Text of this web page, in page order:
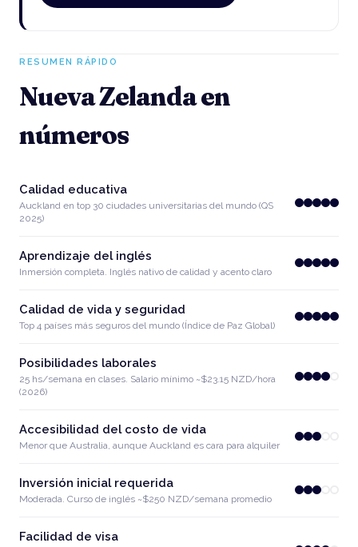
RESUMEN RÁPIDO
Nueva Zelanda en
números
Calidad educativa
Auckland en top 30 ciudades universitarias del mundo (QS
2025)
Aprendizaje del inglés
Inmersión completa. Inglés nativo de calidad y acento claro
Calidad de vida y seguridad
Top 4 países más seguros del mundo (Índice de Paz Global)
Posibilidades laborales
25 hs/semana en clases. Salario mínimo ~$23.15 NZD/hora
(2026)
Accesibilidad del costo de vida
Menor que Australia, aunque Auckland es cara para alquiler
Inversión inicial requerida
Moderada. Curso de inglés ~$250 NZD/semana promedio
Facilidad de visa